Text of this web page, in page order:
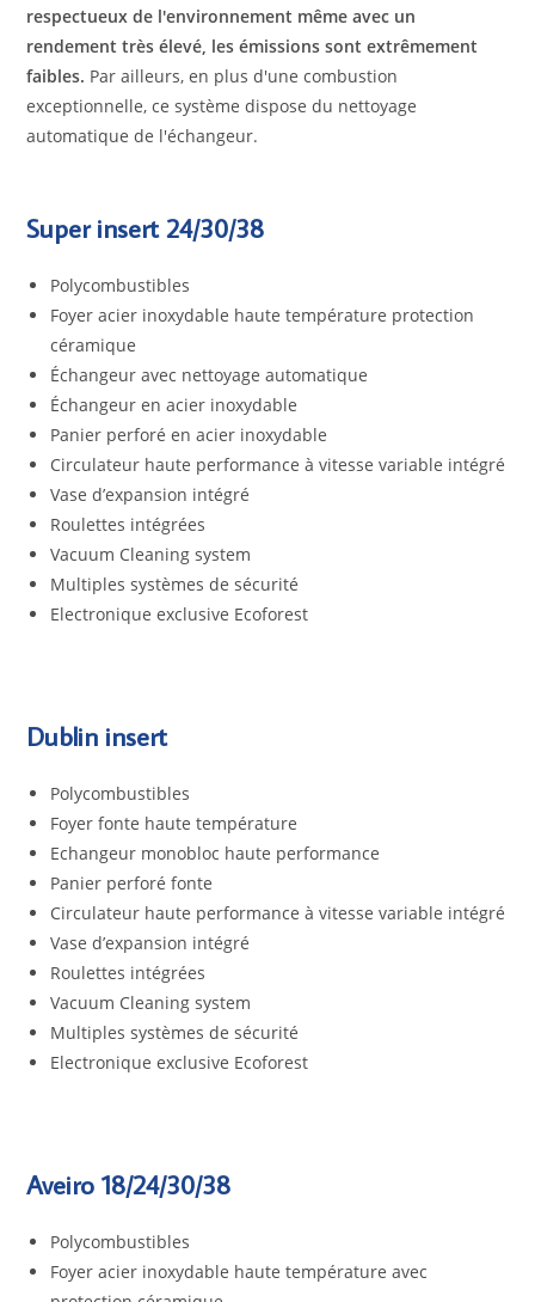
respectueux de l'environnement même avec un
rendement très élevé, les émissions sont extrêmement
faibles. Par ailleurs, en plus d'une combustion
exceptionnelle, ce système dispose du nettoyage
automatique de l'échangeur.
Super insert 24/30/38
Polycombustibles
Foyer acier inoxydable haute température protection
céramique
Échangeur avec nettoyage automatique
Échangeur en acier inoxydable
Panier perforé en acier inoxydable
Circulateur haute performance à vitesse variable intégré
Vase d’expansion intégré
Roulettes intégrées
Vacuum Cleaning system
Multiples systèmes de sécurité
Electronique exclusive Ecoforest
Dublin insert
Polycombustibles
Foyer fonte haute température
Echangeur monobloc haute performance
Panier perforé fonte
Circulateur haute performance à vitesse variable intégré
Vase d’expansion intégré
Roulettes intégrées
Vacuum Cleaning system
Multiples systèmes de sécurité
Electronique exclusive Ecoforest
Aveiro 18/24/30/38
Polycombustibles
Foyer acier inoxydable haute température avec